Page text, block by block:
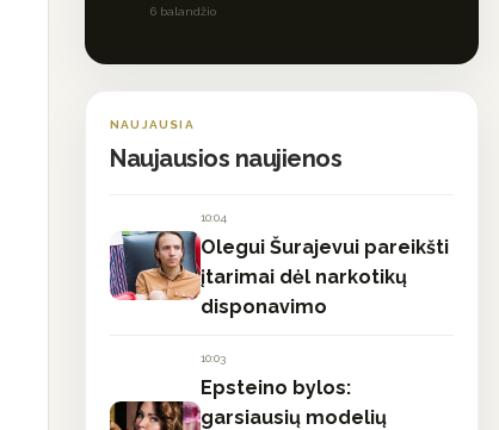
6 balandžio
NAUJAUSIA
Naujausios naujienos
10:04
Olegui Šurajevui pareikšti
įtarimai dėl narkotikų
disponavimo
10:03
Epsteino bylos:
garsiausių modelių